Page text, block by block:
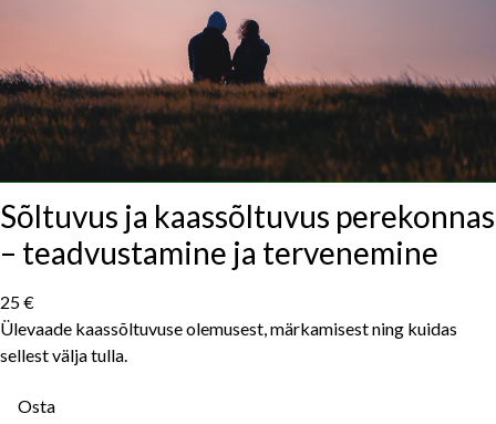
Sõltuvus ja kaassõltuvus perekonnas
– teadvustamine ja tervenemine
25 €
Ülevaade kaassõltuvuse olemusest, märkamisest ning kuidas
sellest välja tulla.
Osta